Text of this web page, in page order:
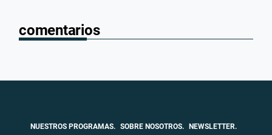
comentarios
NUESTROS PROGRAMAS. SOBRE NOSOTROS. NEWSLETTER.